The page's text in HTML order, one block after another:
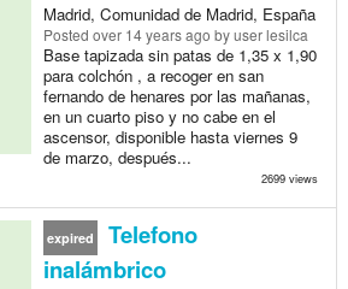
Madrid, Comunidad de Madrid, España
Posted over 14 years ago by user lesilca
Base tapizada sin patas de 1,35 x 1,90
para colchón , a recoger en san
fernando de henares por las mañanas,
en un cuarto piso y no cabe en el
ascensor, disponible hasta viernes 9
de marzo, después...
2699 views
expired
Telefono
inalámbrico